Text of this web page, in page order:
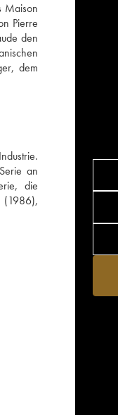
Maison
Pierre
den
dem
an
die
(1986),